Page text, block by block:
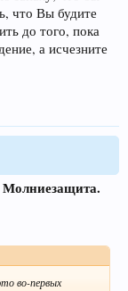
что Вы будите
до того, пока
а исчезните
Молниезащита.
во-первых